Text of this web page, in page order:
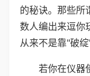
的秘诀。那些所
数人编出来逗你
从来不是靠"破
若你在仪器